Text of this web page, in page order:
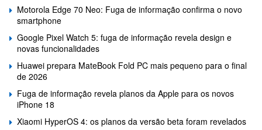
Motorola Edge 70 Neo: Fuga de informação confirma o novo
smartphone
Google Pixel Watch 5: fuga de informação revela design e
novas funcionalidades
Huawei prepara MateBook Fold PC mais pequeno para o final
de 2026
Fuga de informação revela planos da Apple para os novos
iPhone 18
Xiaomi HyperOS 4: os planos da versão beta foram revelados